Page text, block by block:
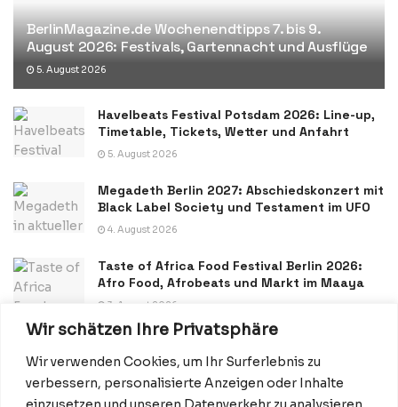
Wir schätzen Ihre Privatsphäre
Wir verwenden Cookies, um Ihr Surferlebnis zu
verbessern, personalisierte Anzeigen oder Inhalte
BerlinMagazine.de Wochenendtipps 7. bis 9.
August 2026: Festivals, Gartennacht und Ausflüge
5. August 2026
Havelbeats Festival Potsdam 2026: Line-up,
Timetable, Tickets, Wetter und Anfahrt
5. August 2026
Megadeth Berlin 2027: Abschiedskonzert mit
Black Label Society und Testament im UFO
4. August 2026
Taste of Africa Food Festival Berlin 2026:
Afro Food, Afrobeats und Markt im Maaya
3. August 2026